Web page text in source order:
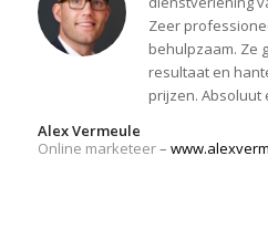
Zeer
behulpzaam. Ze
resultaat en
prijzen. Absoluut
Alex Vermeule
Online marketeer–